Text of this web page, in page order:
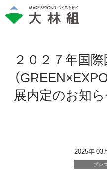
２０２７年国
（
展内定のお知
2025年 03
プレ